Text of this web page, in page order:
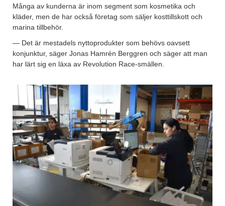
Många av kunderna är inom segment som kosmetika och
kläder, men de har också företag som säljer kosttillskott och
marina tillbehör.
— Det är mestadels nyttoprodukter som behövs oavsett
konjunktur, säger Jonas Hamrén Berggren och säger att man
har lärt sig en läxa av Revolution Race-smällen.